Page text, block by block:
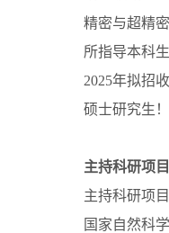
精密与超精
所指导本科
2025年拟招
硕士研究生！
主持科研项
主持科研项
国家自然科